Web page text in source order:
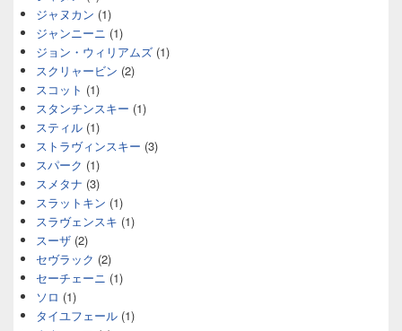
ジャヌカン (1)
ジャンニーニ (1)
ジョン・ウィリアムズ (1)
スクリャービン (2)
スコット (1)
スタンチンスキー (1)
スティル (1)
ストラヴィンスキー (3)
スパーク (1)
スメタナ (3)
スラットキン (1)
スラヴェンスキ (1)
スーザ (2)
セヴラック (2)
セーチェーニ (1)
ソロ (1)
タイユフェール (1)